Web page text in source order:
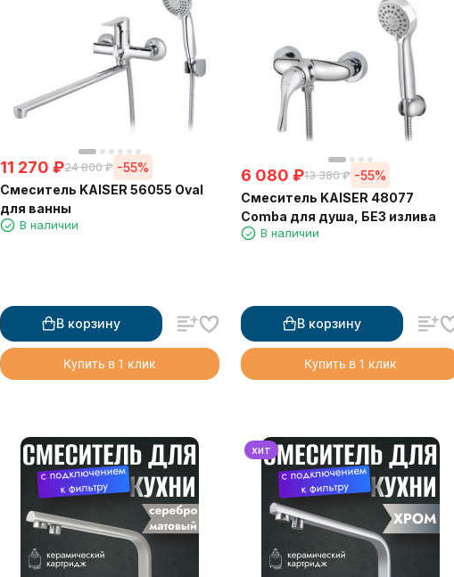
11 270 ₽24 800 ₽ -55%
Смеситель KAISER 56055 Oval
для ванны
В наличии
В корзину
Купить в 1 клик
6 080 ₽13 380 ₽ -55%
Смеситель KAISER 48077
Comba для душа, БЕЗ излива
В наличии
В корзину
Купить в 1 клик
хит